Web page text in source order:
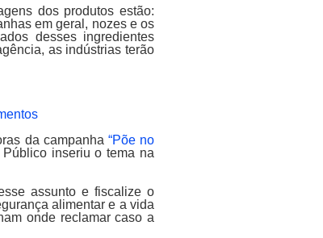
dos produtos estão:
em geral, nozes e os
desses ingredientes
as indústrias terão
da campanha “Põe no
inseriu o tema na
assunto e fiscalize o
alimentar e a vida
onde reclamar caso a